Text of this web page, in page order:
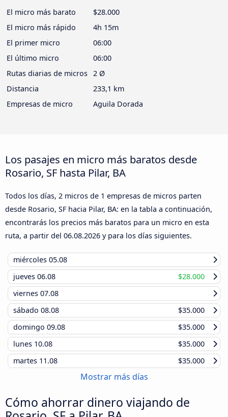
El micro más barato
$28.000
El micro más rápido
4h 15m
El primer micro
06:00
El último micro
06:00
Rutas diarias de micros 2 Ø
Distancia
233,1 km
Empresas de micro
Aguila Dorada
Los pasajes en micro más baratos desde
Rosario, SF hasta Pilar, BA
Todos los días, 2 micros de 1 empresas de micros parten
desde Rosario, SF hacia Pilar, BA: en la tabla a continuación,
encontrarás los precios más baratos para un micro en esta
ruta, a partir del 06.08.2026 y para los días siguientes.
miércoles 05.08
jueves 06.08
$28.000
viernes 07.08
sábado 08.08
$35.000
domingo 09.08
$35.000
lunes 10.08
$35.000
martes 11.08 $35.000
Mostrar más días
Cómo ahorrar dinero viajando de